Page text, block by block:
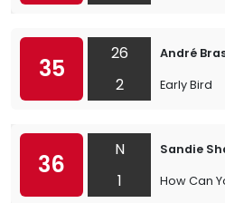
35
26
2
André
Early Bird
36
N
1
Sandie
How Can